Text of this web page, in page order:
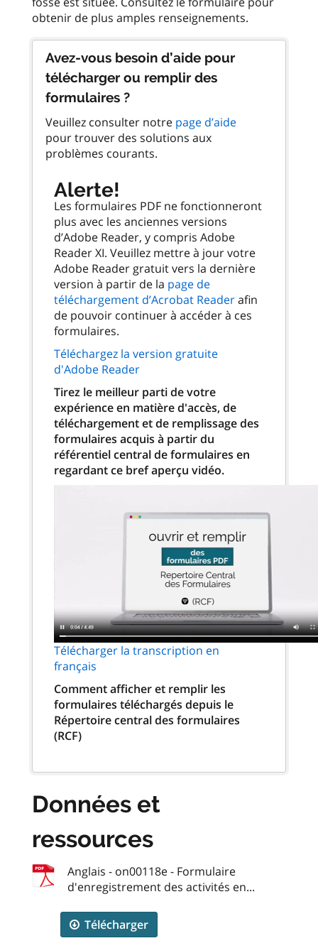
Avez-vous besoin d’aide pour
télécharger ou remplir des
formulaires ?
Veuillez consulter notre page d’aide
pour trouver des solutions aux
problèmes courants.
Alerte!
Les formulaires PDF ne fonctionneront
plus avec les anciennes versions
d’Adobe Reader, y compris Adobe
Reader XI. Veuillez mettre à jour votre
Adobe Reader gratuit vers la dernière
version à partir de la page de
téléchargement d’Acrobat Readerafin
de pouvoir continuer à accéder à ces
formulaires.
Téléchargez la version gratuite
d'Adobe Reader
Tirez le meilleur parti de votre
expérience en matière d'accès, de
téléchargement et de remplissage des
formulaires acquis à partir du
référentiel central de formulaires en
regardant ce bref aperçu vidéo.
Télécharger la transcription en
français
Comment afficher et remplir les
formulaires téléchargés depuis le
Répertoire central des formulaires
(RCF)
Données et
ressources
Anglais - on00118e - Formulaire
d'enregistrement des activités en...
Télécharger